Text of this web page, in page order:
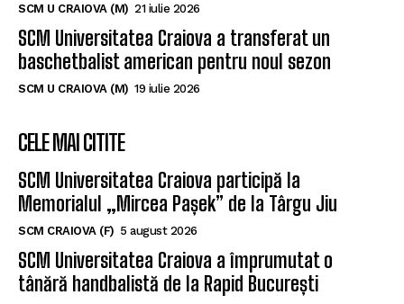
SCM U CRAIOVA (M) 21 iulie 2026
SCM Universitatea Craiova a transferat un
baschetbalist american pentru noul sezon
SCM U CRAIOVA (M) 19 iulie 2026
CELE MAI CITITE
SCM Universitatea Craiova participă la
Memorialul „Mircea Pașek” de la Târgu Jiu
SCM CRAIOVA (F) 5 august 2026
SCM Universitatea Craiova a împrumutat o
tânără handbalistă de la Rapid București